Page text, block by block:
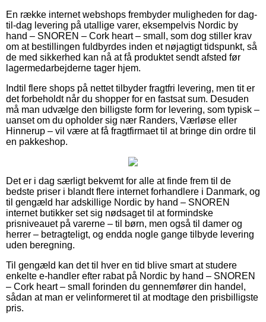
En række internet webshops frembyder muligheden for dag-
til-dag levering på utallige varer, eksempelvis Nordic by
hand – SNOREN – Cork heart – small, som dog stiller krav
om at bestillingen fuldbyrdes inden et nøjagtigt tidspunkt, så
de med sikkerhed kan nå at få produktet sendt afsted før
lagermedarbejderne tager hjem.
Indtil flere shops på nettet tilbyder fragtfri levering, men tit er
det forbeholdt når du shopper for en fastsat sum. Desuden
må man udvælge den billigste form for levering, som typisk –
uanset om du opholder sig nær Randers, Værløse eller
Hinnerup – vil være at få fragtfirmaet til at bringe din ordre til
en pakkeshop.
Det er i dag særligt bekvemt for alle at finde frem til de
bedste priser i blandt flere internet forhandlere i Danmark, og
til gengæld har adskillige Nordic by hand – SNOREN
internet butikker set sig nødsaget til at formindske
prisniveauet på varerne – til børn, men også til damer og
herrer – betragteligt, og endda nogle gange tilbyde levering
uden beregning.
Til gengæld kan det til hver en tid blive smart at studere
enkelte e-handler efter rabat på Nordic by hand – SNOREN
– Cork heart – small forinden du gennemfører din handel,
sådan at man er velinformeret til at modtage den prisbilligste
pris.